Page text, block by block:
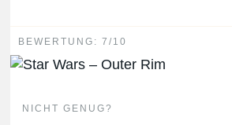
BEWERTUNG: 7/10
NICHT GENUG?